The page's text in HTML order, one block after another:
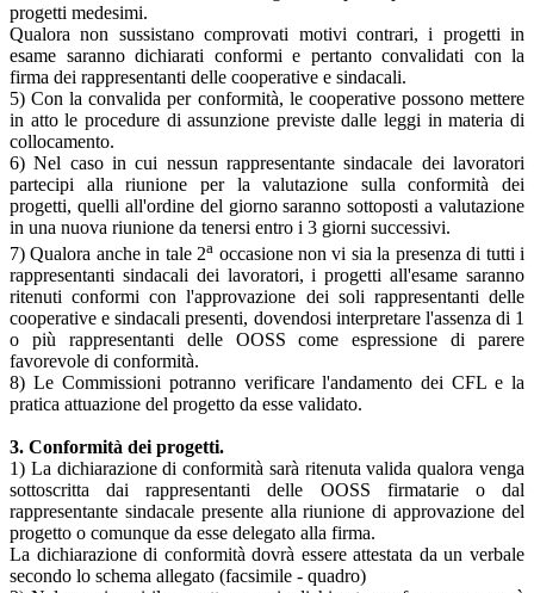
progetti medesimi.
Qualora non sussistano comprovati motivi contrari, i progetti in
esame saranno dichiarati conformi e pertanto convalidati con la
firma dei rappresentanti delle cooperative e sindacali.
5) Con la convalida per conformità, le cooperative possono mettere
in atto le procedure di assunzione previste dalle leggi in materia di
collocamento.
6) Nel caso in cui nessun rappresentante sindacale dei lavoratori
partecipi alla riunione per la valutazione sulla conformità dei
progetti, quelli all'ordine del giorno saranno sottoposti a valutazione
in una nuova riunione da tenersi entro i 3 giorni successivi.
7) Qualora anche in tale 2a occasione non vi sia la presenza di tutti i
rappresentanti sindacali dei lavoratori, i progetti all'esame saranno
ritenuti conformi con l'approvazione dei soli rappresentanti delle
cooperative e sindacali presenti, dovendosi interpretare l'assenza di 1
o più rappresentanti delle OOSS come espressione di parere
favorevole di conformità.
8) Le Commissioni potranno verificare l'andamento dei CFL e la
pratica attuazione del progetto da esse validato.
3. Conformità dei progetti.
1) La dichiarazione di conformità sarà ritenuta valida qualora venga
sottoscritta dai rappresentanti delle OOSS firmatarie o dal
rappresentante sindacale presente alla riunione di approvazione del
progetto o comunque da esse delegato alla firma.
La dichiarazione di conformità dovrà essere attestata da un verbale
secondo lo schema allegato (facsimile - quadro)